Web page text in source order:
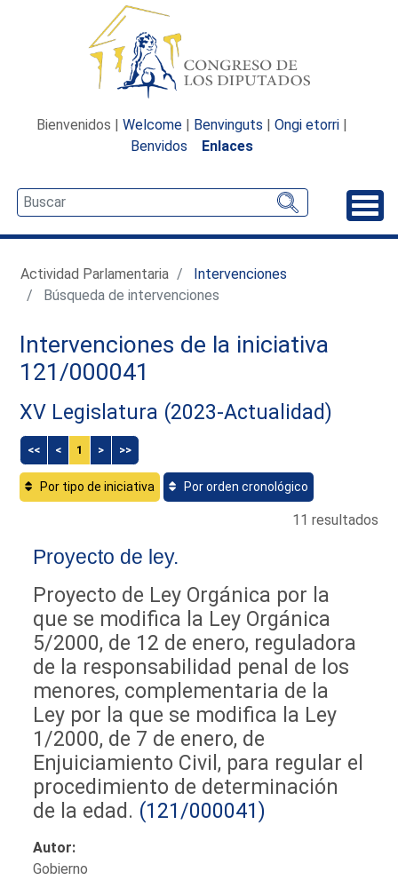
Bienvenidos | Welcome | Benvinguts | Ongi etorri |
Benvidos
Enlaces
Actividad Parlamentaria
Intervenciones
Búsqueda de intervenciones
Intervenciones de la iniciativa
121/000041
XV Legislatura (2023-Actualidad)
<< < 1 > >>
Por tipo de iniciativa Por orden cronológico
11 resultados
Proyecto de ley.
Proyecto de Ley Orgánica por la
que se modifica la Ley Orgánica
5/2000, de 12 de enero, reguladora
de la responsabilidad penal de los
menores, complementaria de la
Ley por la que se modifica la Ley
1/2000, de 7 de enero, de
Enjuiciamiento Civil, para regular el
procedimiento de determinación
de la edad. (121/000041)
Autor:
Gobierno